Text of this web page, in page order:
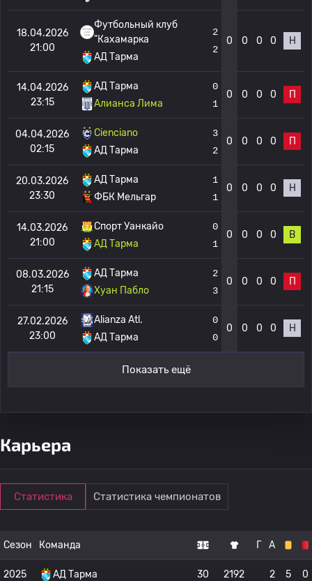
18.04.2026
21:00
Футбольный клуб
"Кахамарка
АД Тарма
2
2
0 0 0 0 Н
14.04.2026
23:15
АД Тарма
Алианса Лима
0
1
0 0 0 0 П
04.04.2026
02:15
Cienciano
АД Тарма
3
2
0 0 0 0 П
20.03.2026
23:30
АД Тарма
ФБК Мельгар
1
1
0 0 0 0 Н
14.03.2026
21:00
Спорт Уанкайо
АД Тарма
0
1
0 0 0 0 В
08.03.2026
21:15
АД Тарма
Хуан Пабло
2
3
0 0 0 0 П
27.02.2026
23:00
Alianza Atl.
АД Тарма
0
0
0 0 0 0 Н
Показать ещё
Карьера
Статистика Статистика чемпионатов
Сезон Команда Г А
2025 АД Тарма 30 2192 2 5 0